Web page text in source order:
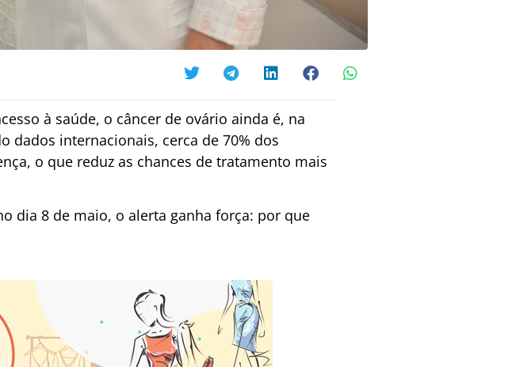
à saúde, o câncer de ovário ainda é, na
dados internacionais, cerca de 70% dos
o que reduz as chances de tratamento mais
dia 8 de maio, o alerta ganha força: por que